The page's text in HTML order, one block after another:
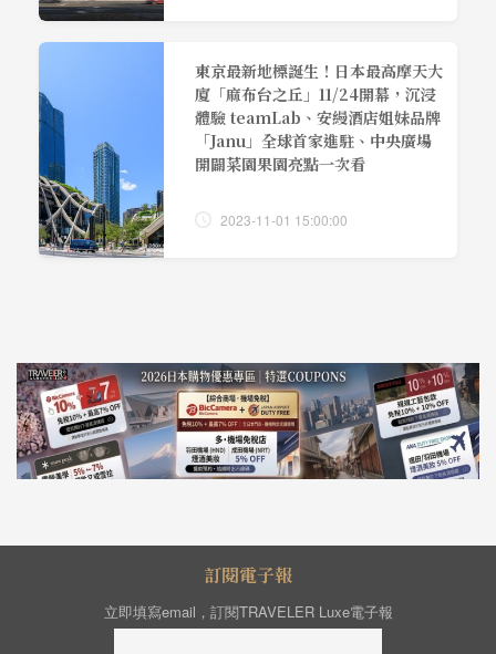
東京最新地標誕生！日本最高摩天大
廈「麻布台之丘」11/24開幕，沉浸
體驗 teamLab、安縵酒店姐妹品牌
「Janu」全球首家進駐、中央廣場
開闢菜園果園亮點一次看
2023-11-01 15:00:00
訂閱電子報
立即填寫email，訂閱TRAVELER Luxe電子報